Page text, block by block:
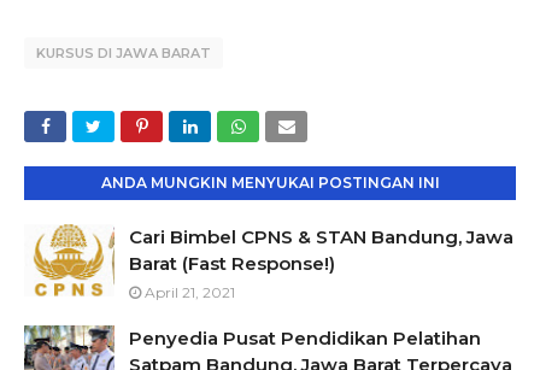
KURSUS DI JAWA BARAT
ANDA MUNGKIN MENYUKAI POSTINGAN INI
Cari Bimbel CPNS & STAN Bandung, Jawa
Barat (Fast Response!)
April 21, 2021
Penyedia Pusat Pendidikan Pelatihan
Satpam Bandung, Jawa Barat Terpercaya